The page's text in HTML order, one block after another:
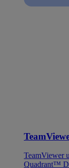
TeamViewer
Quadrant™